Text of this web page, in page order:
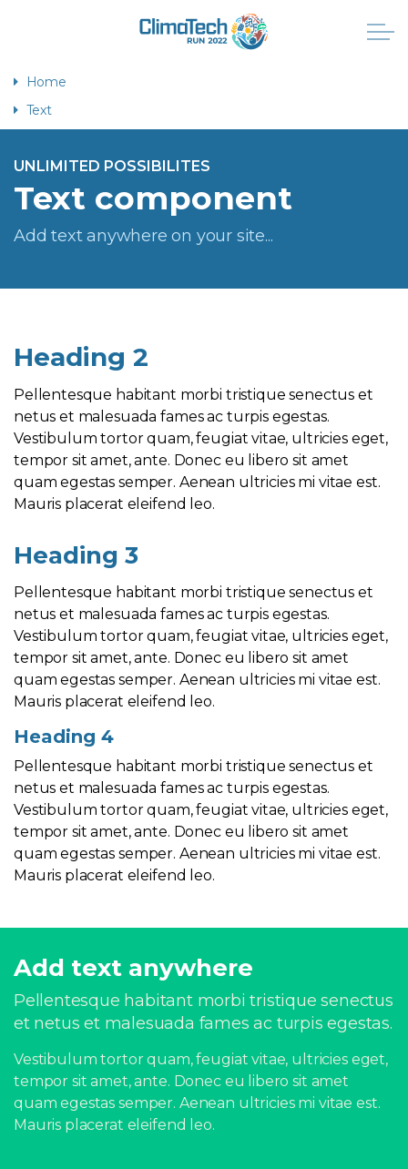
Home
Text
UNLIMITED POSSIBILITES
Text component
Add text anywhere on your site...
Heading 2
Pellentesque habitant morbi tristique senectus et
netus et malesuada fames ac turpis egestas.
Vestibulum tortor quam, feugiat vitae, ultricies eget,
tempor sit amet, ante. Donec eu libero sit amet
quam egestas semper. Aenean ultricies mi vitae est.
Mauris placerat eleifend leo.
Heading 3
Pellentesque habitant morbi tristique senectus et
netus et malesuada fames ac turpis egestas.
Vestibulum tortor quam, feugiat vitae, ultricies eget,
tempor sit amet, ante. Donec eu libero sit amet
quam egestas semper. Aenean ultricies mi vitae est.
Mauris placerat eleifend leo.
Heading 4
Pellentesque habitant morbi tristique senectus et
netus et malesuada fames ac turpis egestas.
Vestibulum tortor quam, feugiat vitae, ultricies eget,
tempor sit amet, ante. Donec eu libero sit amet
quam egestas semper. Aenean ultricies mi vitae est.
Mauris placerat eleifend leo.
Add text anywhere
Pellentesque habitant morbi tristique senectus
et netus et malesuada fames ac turpis egestas.
Vestibulum tortor quam, feugiat vitae, ultricies eget,
tempor sit amet, ante. Donec eu libero sit amet
quam egestas semper. Aenean ultricies mi vitae est.
Mauris placerat eleifend leo.